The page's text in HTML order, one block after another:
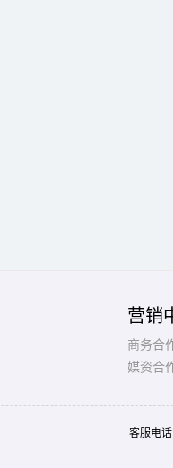
营销
商务合
媒资合
客服电